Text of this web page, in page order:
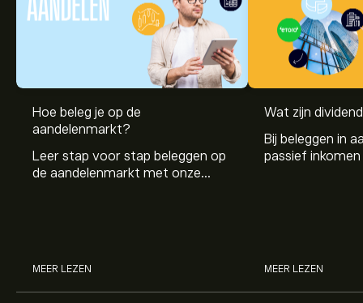
Hoe beleg je op de
aandelenmarkt?
Leer stap voor stap beleggen op
de aandelenmarkt met onze
MEER LEZEN
Wat zijn
Bij beleggen in
passief
MEER LEZEN
De huidige koers van AJ91.DE is 11.20‎€‎.
Analisten bieden voorspellingen voor DocCheck AG